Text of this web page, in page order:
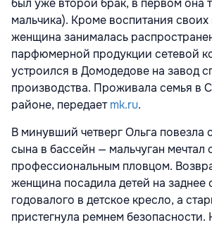
был уже второй брак, в первом она
мальчика). Кроме воспитания
женщина занималась
парфюмерной продукции сетевой
устроился в Домодедове на завод
производства. Проживала семья в
районе, передаетmk.ru.
В минувший четверг Ольга повезла
сына в бассейн — мальчуган мечтал
профессиональным пловцом.
женщина посадила детей на заднее
годовалого в детское кресло, а
пристегнула ремнем